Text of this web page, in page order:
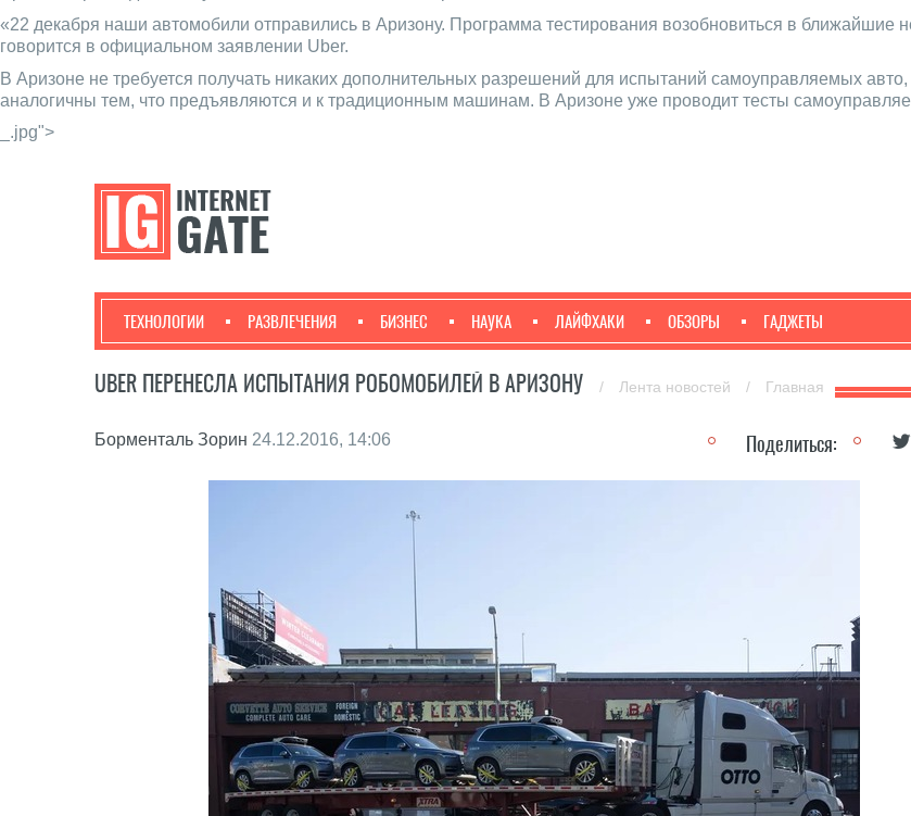
«22 декабря наши автомобили отправились в Аризону. Программа тестирования возобновиться в
говорится в официальном заявлении Uber.
В Аризоне не требуется получать никаких дополнительных разрешений для испытаний самоуправляемых
аналогичны тем, что предъявляются и к традиционным машинам. В Аризоне уже проводит тесты
_.jpg">
ТЕХНОЛОГИИ РАЗВЛЕЧЕНИЯ БИЗНЕС НАУКА ЛАЙФХАКИ ОБЗОРЫ ГАДЖЕТЫ
UBER ПЕРЕНЕСЛА ИСПЫТАНИЯ РОБОМОБИЛЕЙ В АРИЗОНУ / Лента новостей / Главная
Борменталь Зорин 24.12.2016, 14:06 Поделиться: